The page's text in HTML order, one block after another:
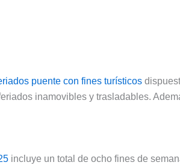
puente con fines turísticos
inamovibles y trasladables.
incluye un total de ocho fines de